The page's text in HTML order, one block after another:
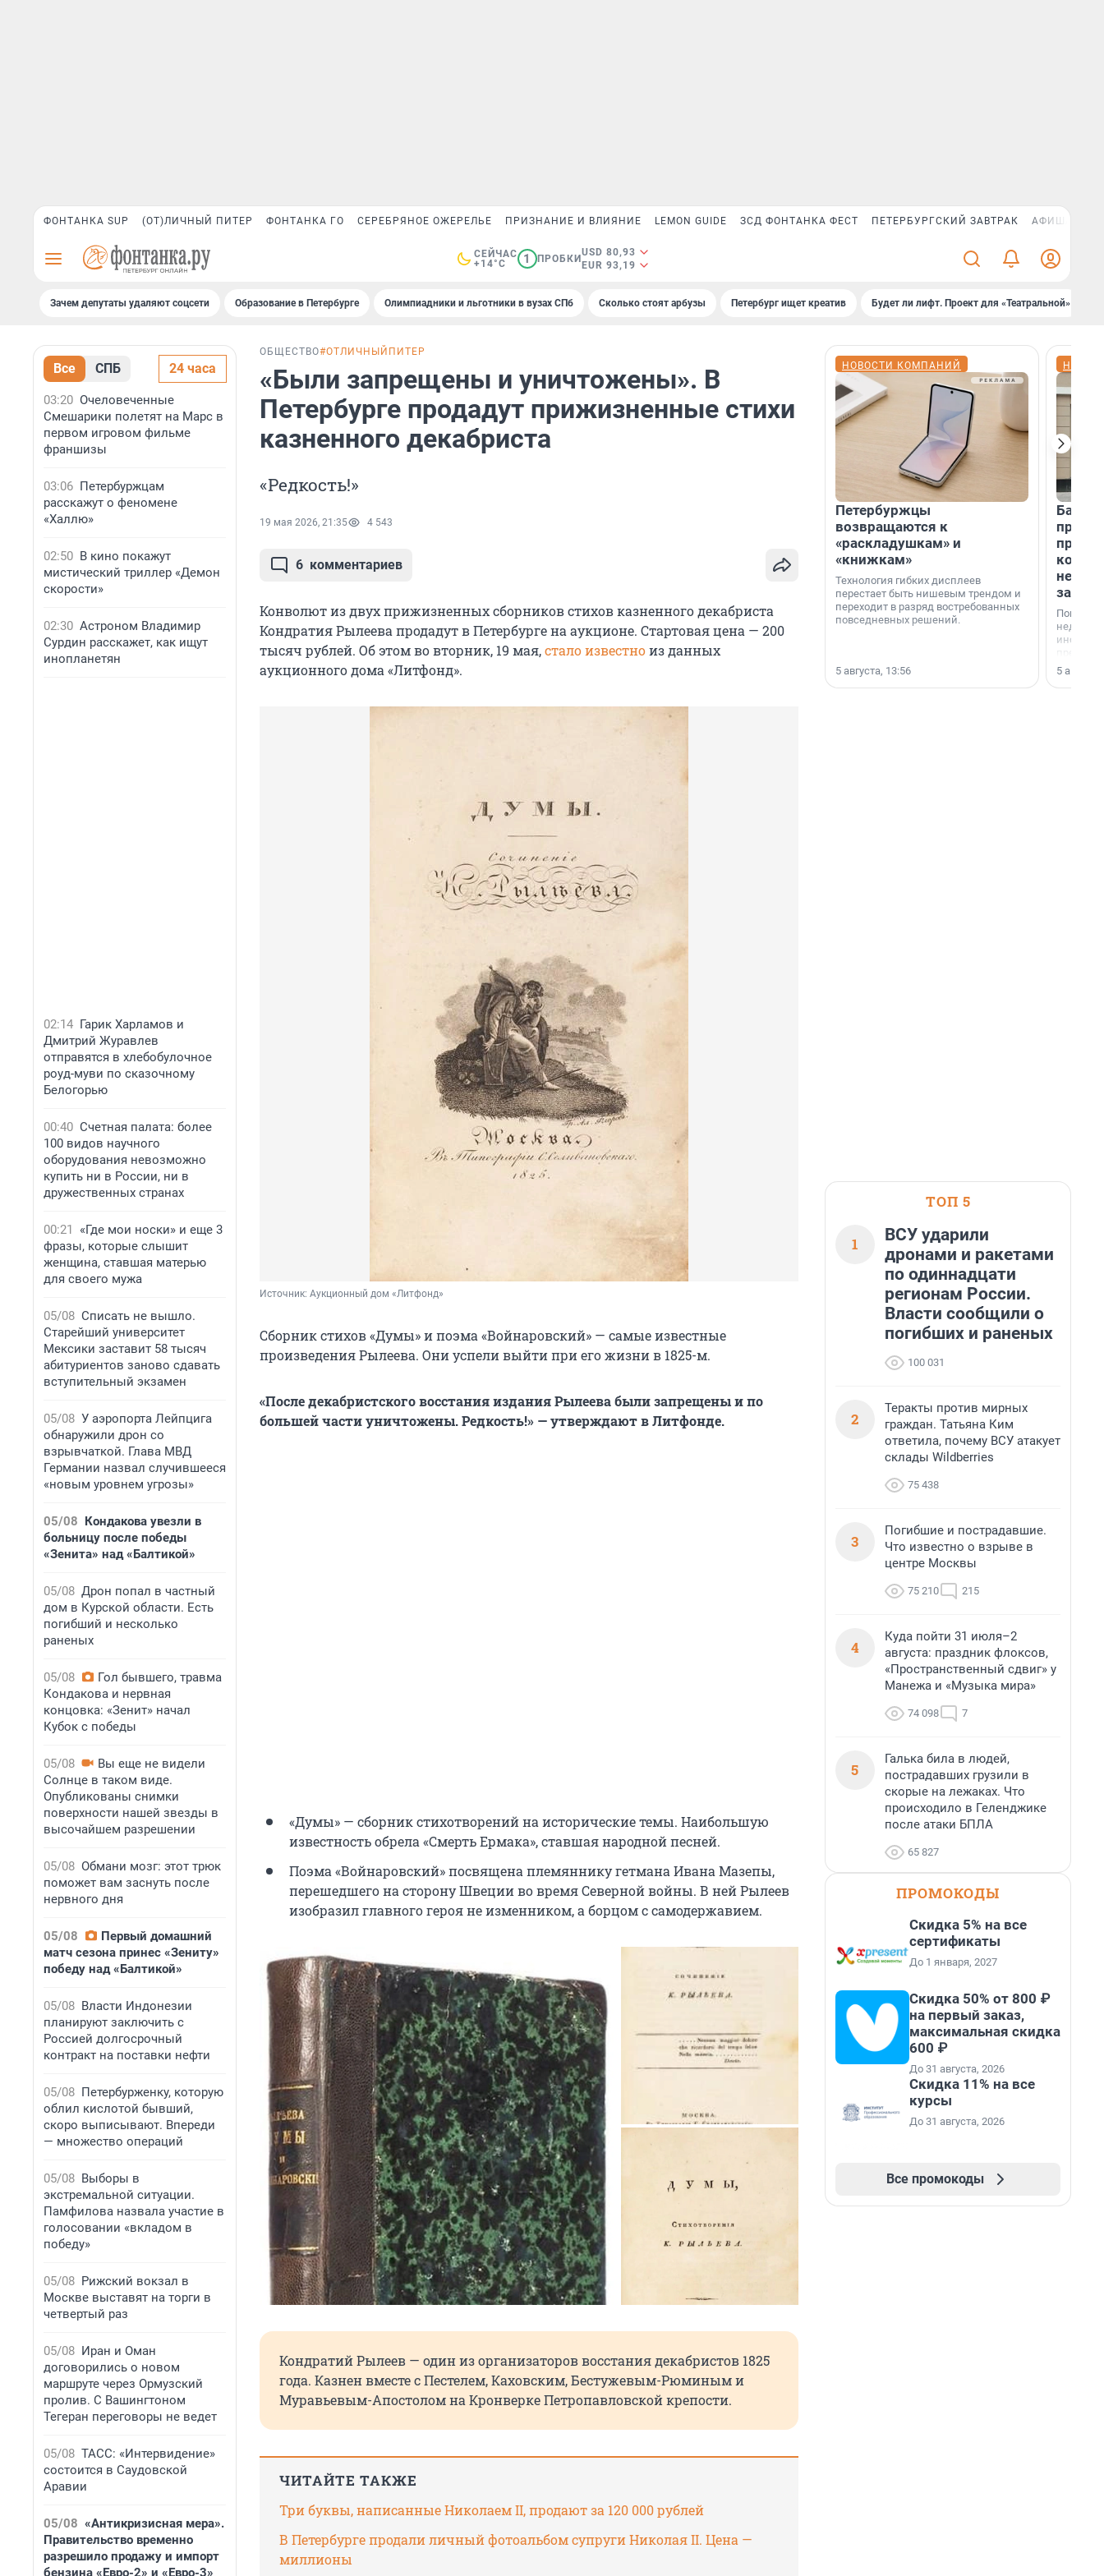
ФОНТАНКА SUP (ОТ)ЛИЧНЫЙ ПИТЕР ФОНТАНКА ГО СЕРЕБРЯНОЕ ОЖЕРЕЛЬЕ ПРИЗНАНИЕ И ВЛИЯНИЕ LEMON GUIDE ЗСД ФОНТАНКА ФЕСТ ПЕТЕРБУРГСКИЙ ЗАВТРАК АФИША PLUS
СЕЙЧАС
+14°C
1 ПРОБКИ
USD 80,93
EUR 93,19
Зачем депутаты удаляют соцсети Образование в Петербурге Олимпиадники и льготники в вузах СПб Сколько стоят арбузы Петербург ищет креатив Будет ли лифт. Проект для «Театральной»
Все СПБ 24 часа
03:20 Очеловеченные
Смешарики полетят на Марс в
первом игровом фильме
франшизы
03:06 Петербуржцам
расскажут о феномене
«Халлю»
02:50 В кино покажут
мистический триллер «Демон
скорости»
02:30 Астроном Владимир
Сурдин расскажет, как ищут
инопланетян
02:14 Гарик Харламов и
Дмитрий Журавлев
отправятся в хлебобулочное
роуд-муви по сказочному
Белогорью
00:40 Счетная палата: более
100 видов научного
оборудования невозможно
купить ни в России, ни в
дружественных странах
00:21
«Где мои носки» и еще 3
фразы, которые слышит
женщина, ставшая матерью
для своего мужа
05/08 Списать не вышло.
Старейший университет
Мексики заставит 58 тысяч
абитуриентов заново сдавать
вступительный экзамен
05/08 У аэропорта Лейпцига
обнаружили дрон со
взрывчаткой. Глава МВД
Германии назвал случившееся
«новым уровнем угрозы»
05/08 Кондакова увезли в
больницу после победы
«Зенита» над «Балтикой»
05/08 Дрон попал в частный
дом в Курской области. Есть
погибший и несколько
раненых
05/08
Гол бывшего, травма
Кондакова и нервная
концовка: «Зенит» начал
Кубок с победы
05/08
Вы еще не видели
Солнце в таком виде.
Опубликованы снимки
поверхности нашей звезды в
высочайшем разрешении
05/08 Обмани мозг: этот трюк
поможет вам заснуть после
нервного дня
05/08
Первый домашний
матч сезона принес «Зениту»
победу над «Балтикой»
05/08 Власти Индонезии
планируют заключить с
Россией долгосрочный
контракт на поставки нефти
05/08 Петербурженку, которую
облил кислотой бывший,
скоро выписывают. Впереди
— множество операций
05/08 Выборы в
экстремальной ситуации.
Памфилова назвала участие в
голосовании «вкладом в
победу»
05/08 Рижский вокзал в
Москве выставят на торги в
четвертый раз
05/08 Иран и Оман
договорились о новом
маршруте через Ормузский
пролив. С Вашингтоном
Тегеран переговоры не ведет
05/08 ТАСС: «Интервидение»
состоится в Саудовской
Аравии
05/08 «Антикризисная мера».
Правительство временно
разрешило продажу и импорт
бензина «Евро-2» и «Евро-3»
ОБЩЕСТВО#ОТЛИЧНЫЙПИТЕР
«Были запрещены и уничтожены». В
Петербурге продадут прижизненные стихи
казненного декабриста
«Редкость!»
19 мая 2026, 21:35 4 543
6 комментариев
Конволют из двух прижизненных сборников стихов казненного декабриста
Кондратия Рылеева продадут в Петербурге на аукционе. Стартовая цена — 200
тысяч рублей. Об этом во вторник, 19 мая,стало известноиз данных
аукционного дома «Литфонд».
Источник: Аукционный дом «Литфонд»
Сборник стихов «Думы» и поэма «Войнаровский» — самые известные
произведения Рылеева. Они успели выйти при его жизни в 1825-м.
«После декабристского восстания издания Рылеева были запрещены и по
большей части уничтожены. Редкость!» — утверждают в Литфонде.
«Думы» — сборник стихотворений на исторические темы. Наибольшую
известность обрела «Смерть Ермака», ставшая народной песней.
Поэма «Войнаровский» посвящена племяннику гетмана Ивана Мазепы,
перешедшего на сторону Швеции во время Северной войны. В ней Рылеев
изобразил главного героя не изменником, а борцом с самодержавием.
Кондратий Рылеев — один из организаторов восстания декабристов 1825
года. Казнен вместе с Пестелем, Каховским, Бестужевым-Рюминым и
Муравьевым-Апостолом на Кронверке Петропавловской крепости.
ЧИТАЙТЕ ТАКЖЕ
Три буквы, написанные Николаем II, продают за 120 000 рублей
В Петербурге продали личный фотоальбом супруги Николая II. Цена —
миллионы
НОВОСТИ КОМПАНИЙ
Петербуржцы
возвращаются к
«раскладушкам» и
«книжкам»
Технология гибких дисплеев
перестает быть нишевым трендом и
переходит в разряд востребованных
повседневных решений.
5 августа, 13:56
Банк
Покупка
офис,
успех
5
ТОП 5
1
ВСУ ударили
дронами и ракетами
по одиннадцати
регионам России.
Власти сообщили о
погибших и раненых
100 031
2
Теракты против мирных
граждан. Татьяна Ким
ответила, почему ВСУ атакует
склады Wildberries
75 438
3
Погибшие и пострадавшие.
Что известно о взрыве в
центре Москвы
75 210 215
4
Куда пойти 31 июля–2
августа: праздник флоксов,
«Пространственный сдвиг» у
Манежа и «Музыка мира»
74 098 7
5
Галька била в людей,
пострадавших грузили в
скорые на лежаках. Что
происходило в Геленджике
после атаки БПЛА
65 827
ПРОМОКОДЫ
Скидка 5% на все
сертификаты
До 1 января, 2027
Скидка 50% от 800 ₽
на первый заказ,
максимальная скидка
600 ₽
До 31 августа, 2026
Скидка 11% на все
курсы
До 31 августа, 2026
Все промокоды